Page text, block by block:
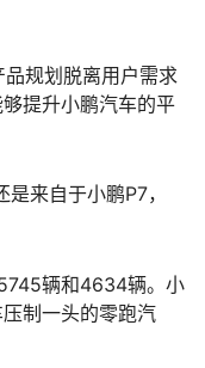
规划脱离用户需求
提升小鹏汽车的平
来自于小鹏P7，
辆和4634辆。小
制一头的零跑汽